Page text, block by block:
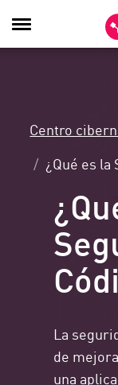
Alternar
navegación
Centro
¿Qué es
La
de
una